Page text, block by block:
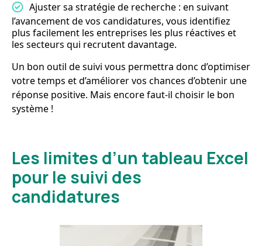
Ajuster sa stratégie de recherche : en suivant
l’avancement de vos candidatures, vous identifiez
plus facilement les entreprises les plus réactives et
les secteurs qui recrutent davantage.
Un bon outil de suivi vous permettra donc d’optimiser
votre temps et d’améliorer vos chances d’obtenir une
réponse positive. Mais encore faut-il choisir le bon
système !
Les limites d’un tableau Excel
pour le suivi des
candidatures